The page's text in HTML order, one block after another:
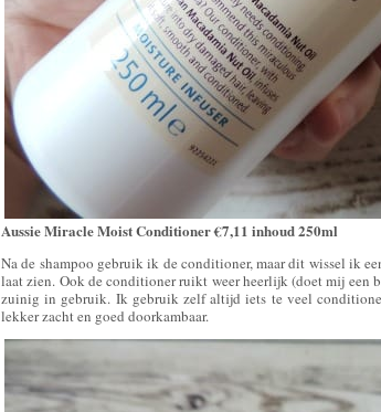
Aussie Miracle Moist Conditioner €7,11 inhoud 250ml
Na de shampoo gebruik ik de conditioner, maar dit wissel ik
laat zien. Ook de conditioner ruikt weer heerlijk (doet mij een
zuinig in gebruik. Ik gebruik zelf altijd iets te veel
lekker zacht en goed doorkambaar.